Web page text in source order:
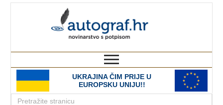
UKRAJINA ČIM PRIJE U
EUROPSKU UNIJU!!